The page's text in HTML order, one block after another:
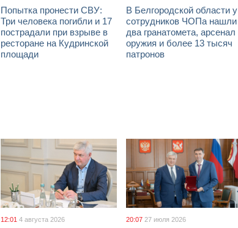
Попытка пронести СВУ:
Три человека погибли и 17
пострадали при взрыве в
ресторане на Кудринской
площади
В Белгородской области у
сотрудников ЧОПа нашли
два гранатомета, арсенал
оружия и более 13 тысяч
патронов
12:01 4 августа 2026 20:07 27 июля 2026